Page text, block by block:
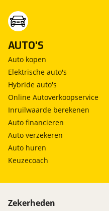
AUTO'S
Auto kopen
Elektrische auto's
Hybride auto's
Online Autoverkoopservice
Inruilwaarde berekenen
Auto financieren
Auto verzekeren
Auto huren
Keuzecoach
Zekerheden